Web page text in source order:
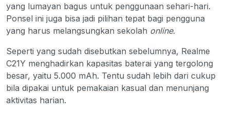
yang lumayan bagus untuk penggunaan sehari-hari.
Ponsel ini juga bisa jadi pilihan tepat bagi pengguna
yang harus melangsungkan sekolah online.
Seperti yang sudah disebutkan sebelumnya, Realme
C21Y menghadirkan kapasitas baterai yang tergolong
besar, yaitu 5.000 mAh. Tentu sudah lebih dari cukup
bila dipakai untuk pemakaian kasual dan menunjang
aktivitas harian.